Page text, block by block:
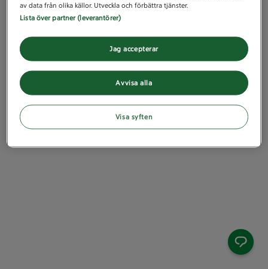
av data från olika källor. Utveckla och förbättra tjänster.
Lista över partner (leverantörer)
Avvisa alla
Jag accepterar
Visa syften